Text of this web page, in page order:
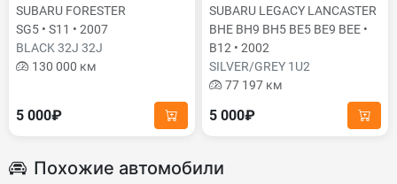
SUBARU FORESTER
SG5 • S11 • 2007
BLACK 32J 32J
130 000 км
5 000₽
SUBARU LEGACY LANCASTER
BHE BH9 BH5 BE5 BE9 BEE •
B12 • 2002
SILVER/GREY 1U2
77 197 км
5 000₽
Похожие автомобили